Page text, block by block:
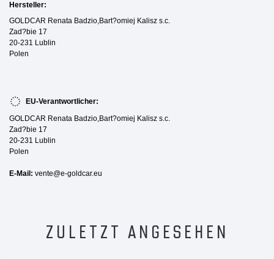
Hersteller:
GOLDCAR Renata Badzio,Bart?omiej Kalisz s.c.
Zad?bie 17
20-231 Lublin
Polen
EU-Verantwortlicher:
GOLDCAR Renata Badzio,Bart?omiej Kalisz s.c.
Zad?bie 17
20-231 Lublin
Polen
E-Mail: vente@e-goldcar.eu
ZULETZT ANGESEHEN